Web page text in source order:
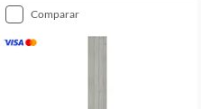
comparar